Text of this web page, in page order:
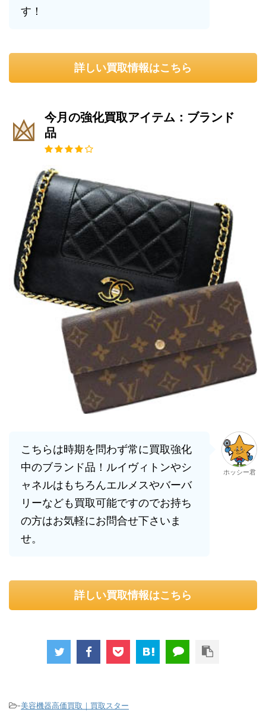
す！
詳しい買取情報はこちら
今月の強化買取アイテム：ブランド
品
こちらは時期を問わず常に買取強化
中のブランド品！ルイヴィトンやシ
ャネルはもちろんエルメスやバーバ
リーなども買取可能ですのでお持ち
の方はお気軽にお問合せ下さいま
せ。
ホッシー君
詳しい買取情報はこちら
-美容機器高価買取｜買取スター